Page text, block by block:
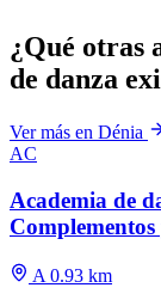
¿Qué otras
de danza
Ver más en Dénia
AC
Academia de
A 0.93 km